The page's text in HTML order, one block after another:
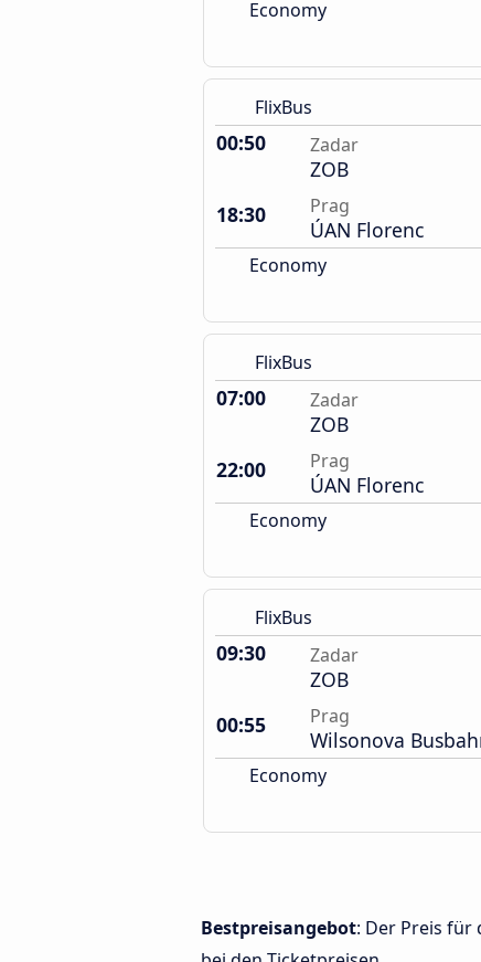
Economy
FlixBus
00:50 Zadar
ZOB
18:30
Prag
ÚAN Florenc
Economy
FlixBus
07:00 Zadar
ZOB
22:00
Prag
ÚAN Florenc
Economy
FlixBus
09:30 Zadar
ZOB
00:55
Prag
Wilsonova
Economy
Bestpreisangebot: Der Preis für